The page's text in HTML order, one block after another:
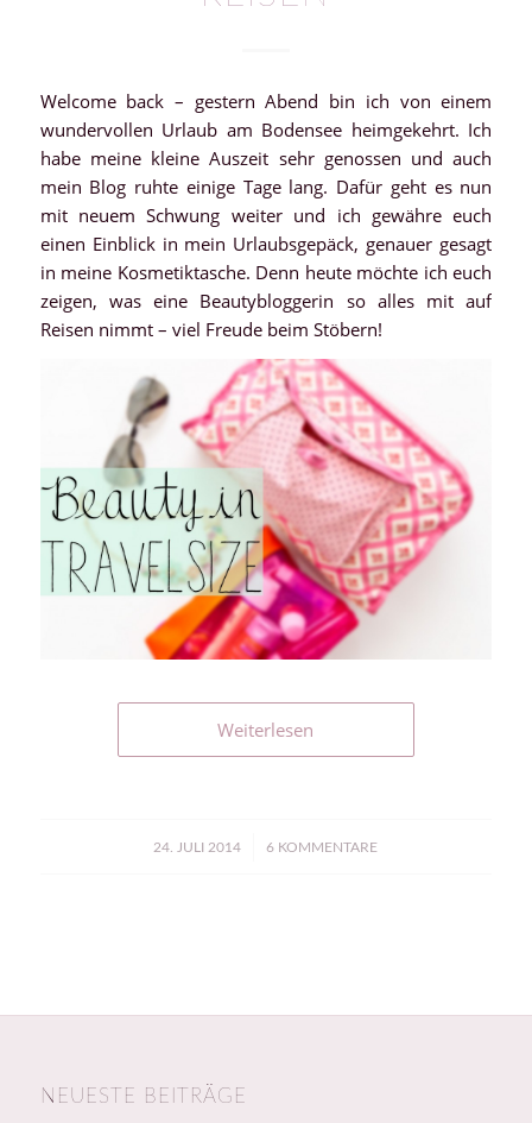
Welcome back – gestern Abend bin ich von einem
wundervollen Urlaub am Bodensee heimgekehrt. Ich
habe meine kleine Auszeit sehr genossen und auch
mein Blog ruhte einige Tage lang. Dafür geht es nun
mit neuem Schwung weiter und ich gewähre euch
einen Einblick in mein Urlaubsgepäck, genauer gesagt
in meine Kosmetiktasche. Denn heute möchte ich euch
zeigen, was eine Beautybloggerin so alles mit auf
Reisen nimmt – viel Freude beim Stöbern!
Weiterlesen
24. JULI 2014
/ 6 KOMMENTARE
NEUESTE BEITRÄGE